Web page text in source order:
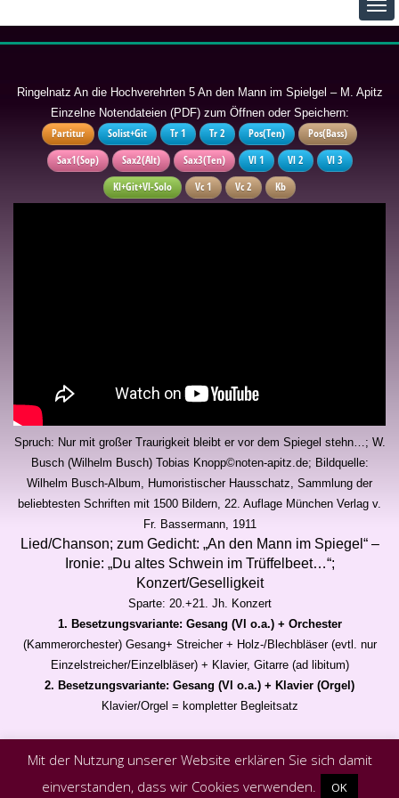
Ringelnatz An die Hochverehrten 5 An den Mann im Spielgel – M. Apitz
Einzelne Notendateien (PDF) zum Öffnen oder Speichern:
Partitur Solist+Git Tr 1 Tr 2 Pos(Ten)
Pos(Bass)
Sax1(Sop)
Sax2(Alt) Sax3(Ten) Vl 1 Vl 2
Vl 3
Kl+Git+Vl-Solo
Vc 1 Vc 2 Kb
Spruch: Nur mit großer Traurigkeit bleibt er vor dem Spiegel stehn…; W.
Busch (Wilhelm Busch) Tobias Knopp©noten-apitz.de; Bildquelle:
Wilhelm Busch-Album, Humoristischer Hausschatz, Sammlung der
beliebtesten Schriften mit 1500 Bildern, 22. Auflage München Verlag v.
Fr. Bassermann, 1911
Lied/Chanson; zum Gedicht: „An den Mann im Spiegel“ –
Ironie: „Du altes Schwein im Trüffelbeet…“;
Konzert/Geselligkeit
Sparte: 20.+21. Jh. Konzert
1. Besetzungsvariante: Gesang (Vl o.a.) + Orchester
(Kammerorchester) Gesang+ Streicher + Holz-/Blechbläser (evtl. nur
Einzelstreicher/Einzelbläser) + Klavier, Gitarre (ad libitum)
2. Besetzungsvariante: Gesang (Vl o.a.) + Klavier (Orgel)
Klavier/Orgel = kompletter Begleitsatz
Mit der Nutzung unserer Website erklären Sie sich damit
einverstanden, dass wir Cookies verwenden.
OK